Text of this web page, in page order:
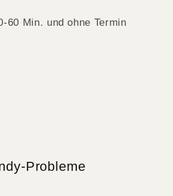
60 Min. und ohne Termin
Probleme